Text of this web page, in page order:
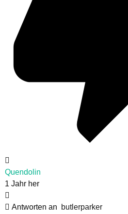
Quendolin
1 Jahr her
Antworten an
butlerparker